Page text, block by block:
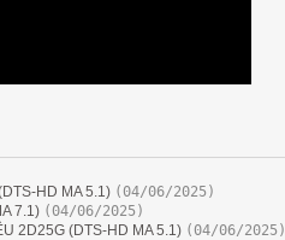
HD MA 5.1) (04/06/2025)
7.1) (04/06/2025)
2D25G (DTS-HD MA 5.1) (04/06/2025)